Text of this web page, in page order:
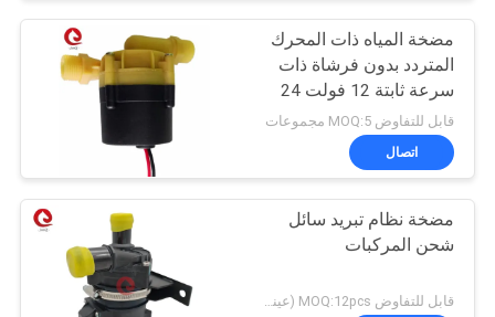
مضخة المياه ذات المحرك
المتردد بدون فرشاة ذات
سرعة ثابتة 12 فولت 24
فولت
قابل للتفاوض MOQ:5 مجموعات
اتصال
مضخة نظام تبريد سائل
شحن المركبات